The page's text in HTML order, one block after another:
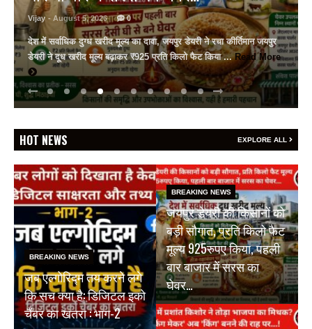
Vijay - August 5, 2026 0
गीतांजलि मेडिकल कॉलेज में विशेषज्ञों ने दी आधुनिक सर्जरी की जानकारी
गीतांजलि मेडिकल कॉलेज एंड हॉस्पिटल में फेफड़ों के कैंसर पर जागरूकता सत्र
सर्जिकल ऑन्कोलॉजिस्ट ... Read More
HOT NEWS EXPLORE ALL
BREAKING NEWS
जब एल्गोरिद्म तय करने लगे
कि सच क्या है: डिजिटल इको
चैंबर का खतरा : भाग-2
BREAKING NEWS
जयपुर डेयरी की किसानों को
बड़ी सौगात, प्रति किलो फैट
मूल्य 925रुपए किया, पहली
बार बाजार में सरस का
घेवर…